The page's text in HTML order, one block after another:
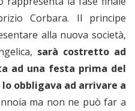
Corbara. Il principe
alla nuova società,
sarà costretto ad
ad una festa prima del
lo obbligava ad arrivare a
ma non ne può far a